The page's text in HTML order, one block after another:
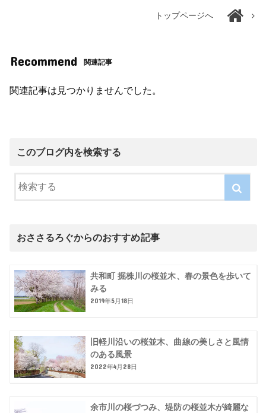
トップページへ
Recommend 関連記事
関連記事は見つかりませんでした。
このブログ内を検索する
おささるろぐからのおすすめ記事
共和町 掘株川の桜並木、春の景色を歩いて
みる
2019年5月18日
旧軽川沿いの桜並木、曲線の美しさと風情
のある風景
2022年4月28日
余市川の桜づつみ、堤防の桜並木が綺麗な